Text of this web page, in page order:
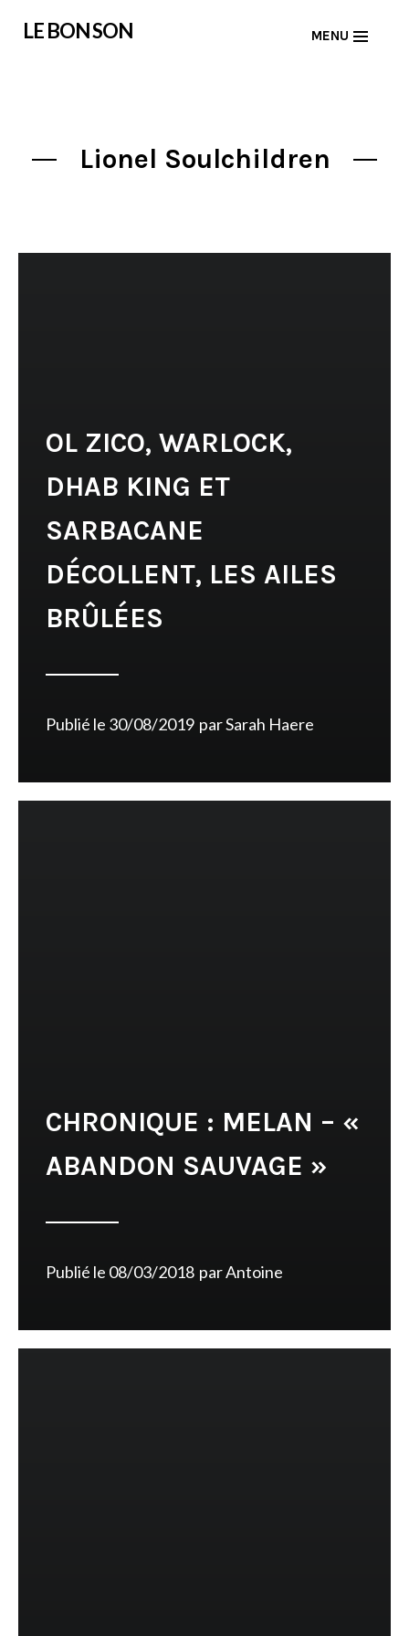
LE BON SON MENU
Lionel Soulchildren
OL ZICO, WARLOCK,
DHAB KING ET
SARBACANE
DÉCOLLENT, LES AILES
BRÛLÉES
Publié le 30/08/2019 parSarah Haere
CHRONIQUE : MELAN – «
ABANDON SAUVAGE »
Publié le 08/03/2018 parAntoine